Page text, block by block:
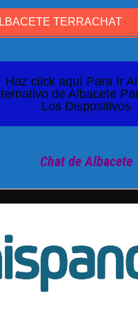
TERRACHAT
Haz click aquí Para Ir
de Albacete
Los Dispositivos
Chat de Albacete